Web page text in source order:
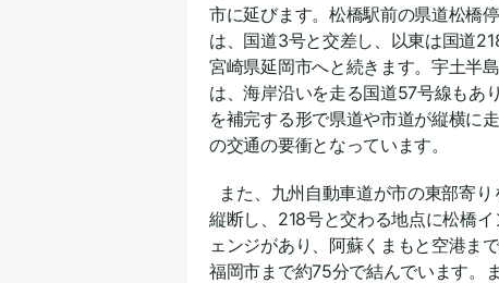
市に延びます。松橋駅前の県道松橋
は、国道3号と交差し、以東は国道
宮崎県延岡市へと続きます。宇土半
は、海岸沿いを走る国道57号線もあ
を補完する形で県道や市道が縦横に
の交通の要衝となっています。
また、九州自動車道が市の東部寄り
縦断し、218号と交わる地点に松橋イ
ェンジがあり、阿蘇くまもと空港まで
福岡市まで約75分で結んでいます。